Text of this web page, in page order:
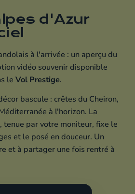
d'Azur
à l'arrivée : un aperçu du
vidéo souvenir disponible
le Vol Prestige.
bascule : crêtes du Cheiron,
à l'horizon. La
tenue par votre moniteur, fixe le
et le posé en douceur. Un
et à partager une fois rentré à